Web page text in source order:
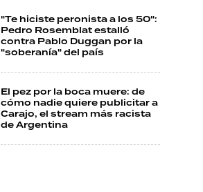
"Te hiciste peronista a los 50":
Pedro Rosemblat estalló
contra Pablo Duggan por la
"soberanía" del país
El pez por la boca muere: de
cómo nadie quiere publicitar a
Carajo, el stream más racista
de Argentina